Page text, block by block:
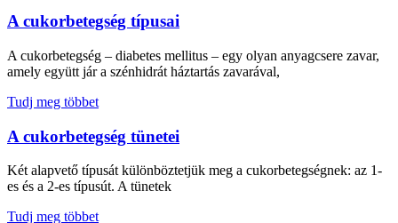
A cukorbetegség típusai
A cukorbetegség – diabetes mellitus – egy olyan anyagcsere zavar,
amely együtt jár a szénhidrát háztartás zavarával,
Tudj meg többet
A cukorbetegség tünetei
Két alapvető típusát különböztetjük meg a cukorbetegségnek: az 1-
es és a 2-es típusút. A tünetek
Tudj meg többet